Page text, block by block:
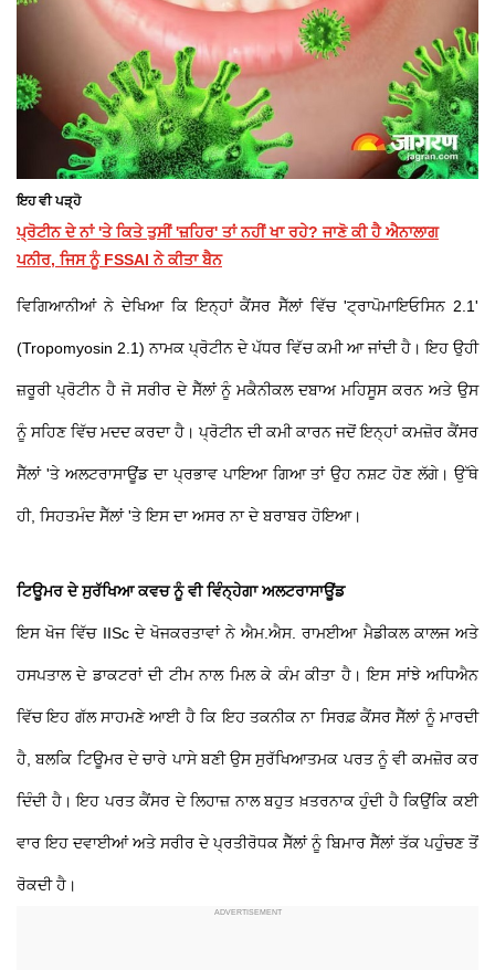
ਇਹ ਵੀ ਪੜ੍ਹੋ
ਪ੍ਰੋਟੀਨ ਦੇ ਨਾਂ 'ਤੇ ਕਿਤੇ ਤੁਸੀਂ 'ਜ਼ਹਿਰ' ਤਾਂ ਨਹੀਂ ਖਾ ਰਹੇ? ਜਾਣੋ ਕੀ ਹੈ ਐਨਾਲਾਗ
ਪਨੀਰ, ਜਿਸ ਨੂੰ FSSAI ਨੇ ਕੀਤਾ ਬੈਨ
ਵਿਗਿਆਨੀਆਂ ਨੇ ਦੇਖਿਆ ਕਿ ਇਨ੍ਹਾਂ ਕੈਂਸਰ ਸੈੱਲਾਂ ਵਿੱਚ 'ਟ੍ਰਾਪੋਮਾਇਓਸਿਨ 2.1'
(Tropomyosin 2.1) ਨਾਮਕ ਪ੍ਰੋਟੀਨ ਦੇ ਪੱਧਰ ਵਿੱਚ ਕਮੀ ਆ ਜਾਂਦੀ ਹੈ। ਇਹ ਉਹੀ
ਜ਼ਰੂਰੀ ਪ੍ਰੋਟੀਨ ਹੈ ਜੋ ਸਰੀਰ ਦੇ ਸੈੱਲਾਂ ਨੂੰ ਮਕੈਨੀਕਲ ਦਬਾਅ ਮਹਿਸੂਸ ਕਰਨ ਅਤੇ ਉਸ
ਨੂੰ ਸਹਿਣ ਵਿੱਚ ਮਦਦ ਕਰਦਾ ਹੈ। ਪ੍ਰੋਟੀਨ ਦੀ ਕਮੀ ਕਾਰਨ ਜਦੋਂ ਇਨ੍ਹਾਂ ਕਮਜ਼ੋਰ ਕੈਂਸਰ
ਸੈੱਲਾਂ 'ਤੇ ਅਲਟਰਾਸਾਊਂਡ ਦਾ ਪ੍ਰਭਾਵ ਪਾਇਆ ਗਿਆ ਤਾਂ ਉਹ ਨਸ਼ਟ ਹੋਣ ਲੱਗੇ। ਉੱਥੇ
ਹੀ, ਸਿਹਤਮੰਦ ਸੈੱਲਾਂ 'ਤੇ ਇਸ ਦਾ ਅਸਰ ਨਾ ਦੇ ਬਰਾਬਰ ਹੋਇਆ।
ਟਿਊਮਰ ਦੇ ਸੁਰੱਖਿਆ ਕਵਚ ਨੂੰ ਵੀ ਵਿੰਨ੍ਹੇਗਾ ਅਲਟਰਾਸਾਊਂਡ
ਇਸ ਖੋਜ ਵਿੱਚ IISc ਦੇ ਖੋਜਕਰਤਾਵਾਂ ਨੇ ਐਮ.ਐਸ. ਰਾਮਈਆ ਮੈਡੀਕਲ ਕਾਲਜ ਅਤੇ
ਹਸਪਤਾਲ ਦੇ ਡਾਕਟਰਾਂ ਦੀ ਟੀਮ ਨਾਲ ਮਿਲ ਕੇ ਕੰਮ ਕੀਤਾ ਹੈ। ਇਸ ਸਾਂਝੇ ਅਧਿਐਨ
ਵਿੱਚ ਇਹ ਗੱਲ ਸਾਹਮਣੇ ਆਈ ਹੈ ਕਿ ਇਹ ਤਕਨੀਕ ਨਾ ਸਿਰਫ਼ ਕੈਂਸਰ ਸੈੱਲਾਂ ਨੂੰ ਮਾਰਦੀ
ਹੈ, ਬਲਕਿ ਟਿਊਮਰ ਦੇ ਚਾਰੇ ਪਾਸੇ ਬਣੀ ਉਸ ਸੁਰੱਖਿਆਤਮਕ ਪਰਤ ਨੂੰ ਵੀ ਕਮਜ਼ੋਰ ਕਰ
ਦਿੰਦੀ ਹੈ। ਇਹ ਪਰਤ ਕੈਂਸਰ ਦੇ ਲਿਹਾਜ਼ ਨਾਲ ਬਹੁਤ ਖ਼ਤਰਨਾਕ ਹੁੰਦੀ ਹੈ ਕਿਉਂਕਿ ਕਈ
ਵਾਰ ਇਹ ਦਵਾਈਆਂ ਅਤੇ ਸਰੀਰ ਦੇ ਪ੍ਰਤੀਰੋਧਕ ਸੈੱਲਾਂ ਨੂੰ ਬਿਮਾਰ ਸੈੱਲਾਂ ਤੱਕ ਪਹੁੰਚਣ ਤੋਂ
ਰੋਕਦੀ ਹੈ।